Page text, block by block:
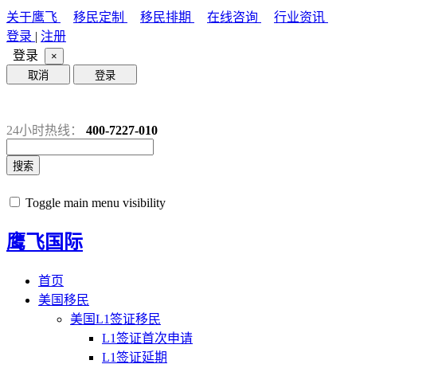
关于鹰飞 移民定制 移民排期 在线咨询
行业资讯
登录 | 注册
登录
×
取消
登录
24小时热线： 400-7227-010
搜索
Toggle main menu visibility
鹰飞国际
首页
美国移民
美国L1签证移民
L1签证首次申请
L1签证延期